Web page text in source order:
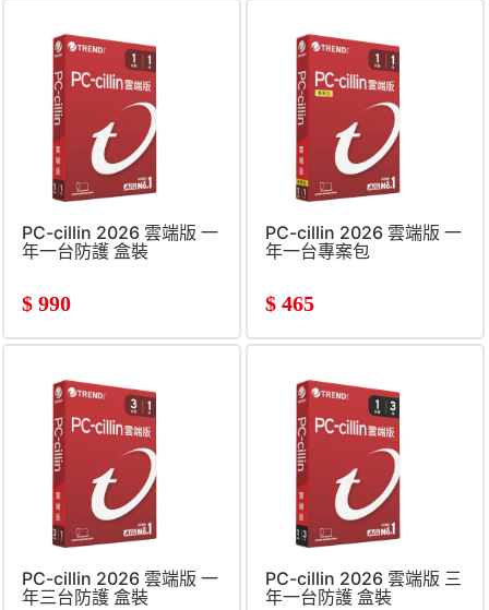
PC-cillin 2026 雲端版 一
年一台防護 盒裝
$ 990
PC-cillin 2026 雲端版 一
年一台專案包
$ 465
PC-cillin 2026 雲端版 一
年三台防護 盒裝
PC-cillin 2026 雲端版 三
年一台防護 盒裝